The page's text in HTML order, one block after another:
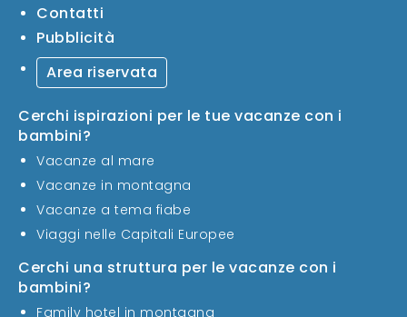
Contatti
Pubblicità
Area riservata
Cerchi ispirazioni per le tue vacanze con i
bambini?
Vacanze al mare
Vacanze in montagna
Vacanze a tema fiabe
Viaggi nelle Capitali Europee
Cerchi una struttura per le vacanze con i
bambini?
Family hotel in montagna